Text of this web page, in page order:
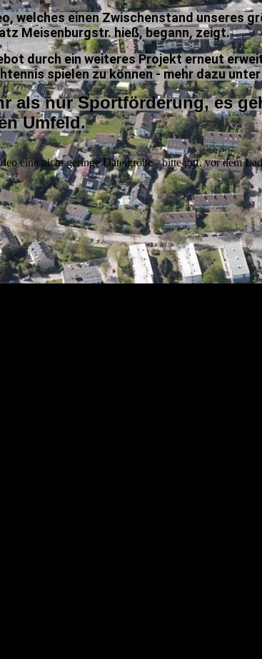
welches einen Zwischenstand unseres
Meisenburgstr. hieß, begann, zeigt.
durch ein weiteres Projekt erneut
spielen zu können - mehr dazu unter
als nur Sportförderung, es
Umfeld.
eine nicht geringe Dateigröße - bitte ggf. vor dem